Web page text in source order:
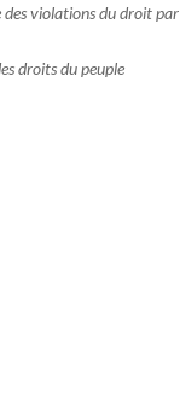
des violations du droit par
droits du peuple